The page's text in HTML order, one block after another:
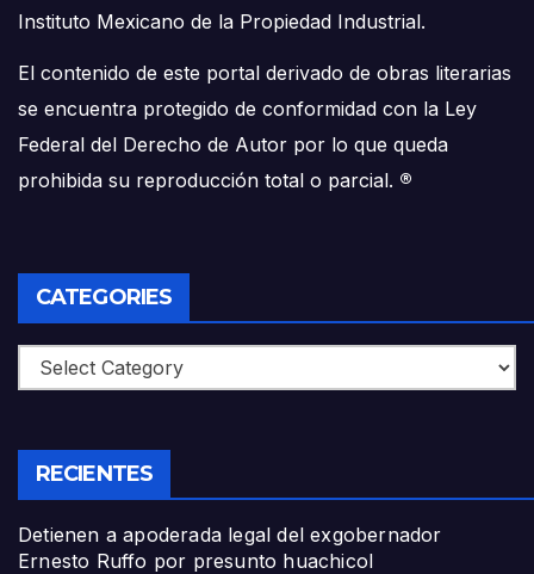
Instituto Mexicano de la Propiedad Industrial.
El contenido de este portal derivado de obras literarias
se encuentra protegido de conformidad con la Ley
Federal del Derecho de Autor por lo que queda
prohibida su reproducción total o parcial. ®
CATEGORIES
Categories
RECIENTES
Detienen a apoderada legal del exgobernador
Ernesto Ruffo por presunto huachicol